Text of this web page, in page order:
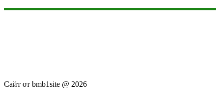
Сайт от bmb1site @ 2026